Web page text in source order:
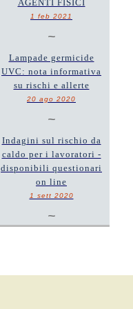
AGENTI FISICI
1 feb 2021
~
Lampade germicide
UVC: nota informativa
su rischi e allerte
20 ago 2020
~
Indagini sul rischio da
caldo per i lavoratori -
disponibili questionari
on line
1 sett 2020
~